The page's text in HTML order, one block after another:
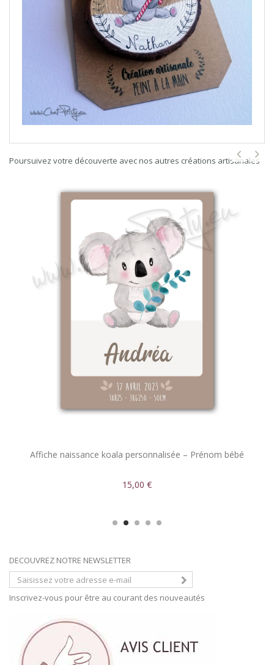
Poursuivez votre découverte avec nos autres créations artisanales
Affiche naissance koala personnalisée – Prénom bébé
15,00 €
DECOUVREZ NOTRE NEWSLETTER
Inscrivez-vous pour être au courant des nouveautés